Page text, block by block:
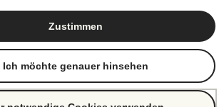
Ich möchte genauer hinsehen
Zustimmen